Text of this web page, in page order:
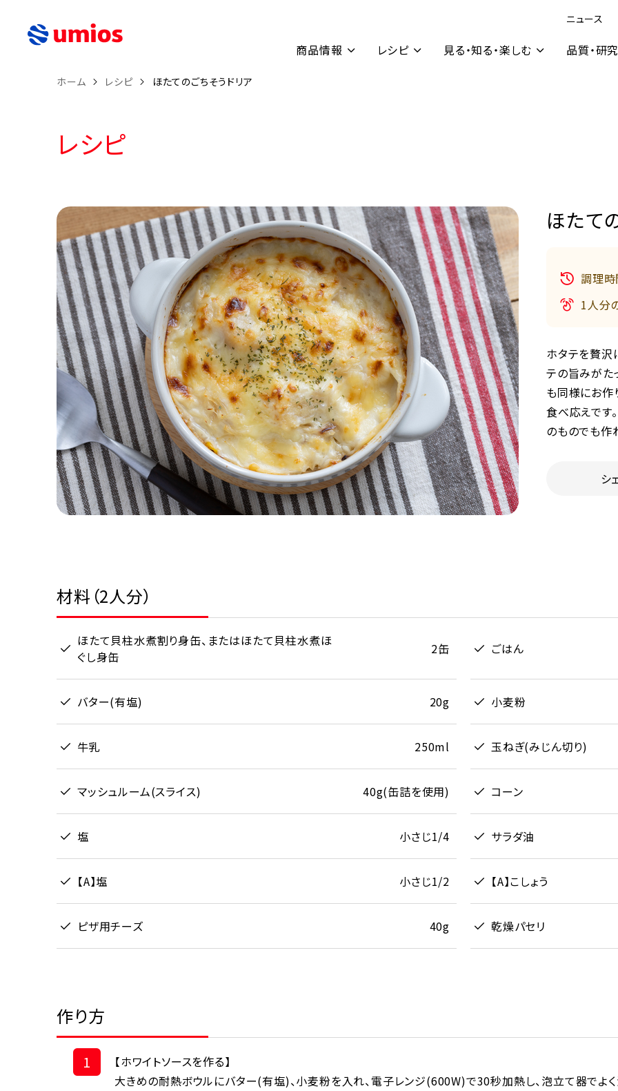
ニュース
商品情報 レシピ 見る・知る・楽しむ 品質・研
ホーム レシピ ほたてのごちそうドリア
レシピ
ほたて
調理
1人分
ホタテを贅沢
テの旨みがた
も同様にお作
食べ応えです
のものでも作
シ
材料（2人分）
ほたて貝柱水煮割り身缶、またはほたて貝柱水煮ほ
ぐし身缶
2缶 ごはん
バター(有塩) 20g 小麦粉
牛乳 250ml 玉ねぎ(みじん切り)
マッシュルーム(スライス) 40g(缶詰を使用) コーン
塩 小さじ1/4 サラダ油
【A】塩 小さじ1/2 【A】こしょう
ピザ用チーズ 40g 乾燥パセリ
作り方
1
【ホワイトソースを作る】
大きめの耐熱ボウルにバター(有塩)、小麦粉を入れ、電子レンジ(600W)で30秒加熱し、泡立て器でよ